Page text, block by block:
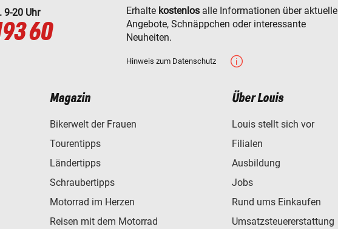
9-20 Uhr
60
Erhalte kostenlos alle Informationen über aktuelle
Angebote, Schnäppchen oder interessante
Neuheiten.
Hinweis zum Datenschutz
Magazin
Bikerwelt der Frauen
Tourentipps
Ländertipps
Schraubertipps
Motorrad im Herzen
Reisen mit dem Motorrad
Über Louis
Louis stellt sich vor
Filialen
Ausbildung
Jobs
Rund ums Einkaufen
Umsatzsteuererstattung